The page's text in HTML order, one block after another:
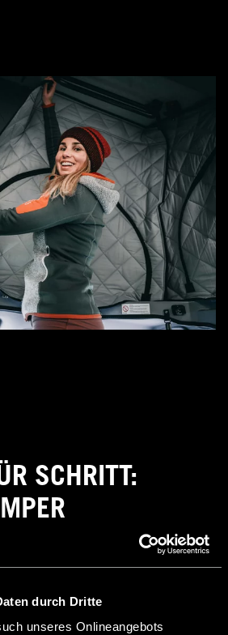
durch Dritte
unseres Onlineangebots
SCHRITT:
MACHEN